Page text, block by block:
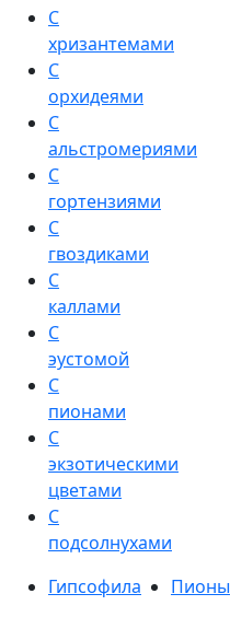
С
хризантемами
С
орхидеями
С
альстромериями
С
гортензиями
С
гвоздиками
С
каллами
С
эустомой
С
пионами
С
экзотическими
цветами
С
подсолнухами
Гипсофила
Пионы